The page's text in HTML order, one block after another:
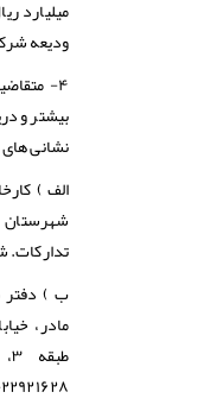
میلیارد
وديعه
۴-
بیشتر و
نشانی
الف )
تدارکات.
ب ) دفتر
۲۲۹۲۱۶۲۸-۰۲۱